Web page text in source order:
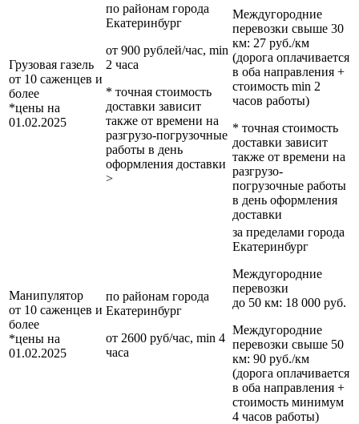
Грузовая газель
от 10 саженцев и
более
*цены на
01.02.2025
по районам города
Екатеринбург
от 900 рублей/час, min
2 часа
* точная стоимость
доставки зависит
также от времени на
разгрузо-погрузочные
работы в день
оформления доставки
>
Междугородние
перевозки свыше 30
км: 27 руб./км
(дорога оплачивается
в оба направления +
стоимость min 2
часов работы)
* точная стоимость
доставки зависит
также от времени на
разгрузо-
погрузочные работы
в день оформления
доставки
Манипулятор
от 10 саженцев и
более
*цены на
01.02.2025
по районам города
Екатеринбург
от 2600 руб/час, min 4
часа
за пределами города
Екатеринбург
Междугородние
перевозки
до 50 км: 18 000 руб.
Междугородние
перевозки свыше 50
км: 90 руб./км
(дорога оплачивается
в оба направления +
стоимость минимум
4 часов работы)